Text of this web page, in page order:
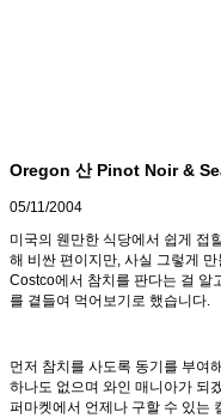
Oregon 산 Pinot Noir &
05/11/2004
미국의 웬만한 식당에서 쉽게 접
해 비싼 편이지만, 사실 그렇게
Costco에서 참치를 판다는 걸 알
를 곁들여 먹어보기로 했습니다.
먼저 참치를 사도록 동기를 부여
하나도 없으며 와인 매니아가 되
퍼마켓에서 언제나 구할 수 있는